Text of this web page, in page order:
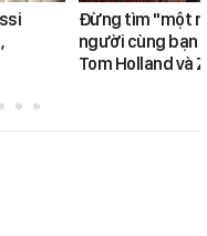
Đừng tìm "một
người cùng bạn
Tom Holland và